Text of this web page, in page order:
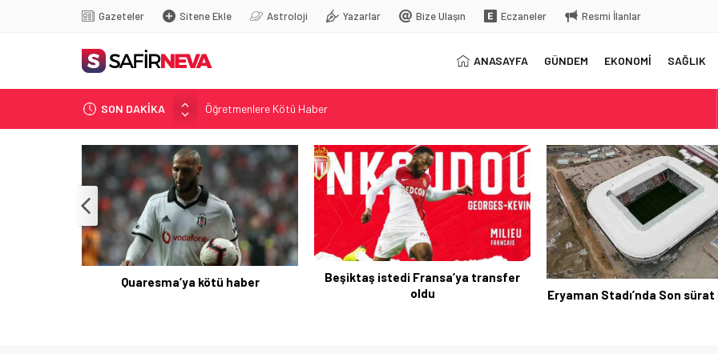
Gazeteler Sitene Ekle Astroloji Yazarlar Bize Ulaşın Eczaneler Resmi İlanlar
ANASAYFA GÜNDEM EKONOMİ SAĞLIK
SON DAKİKA
Öğretmenlere Kötü Haber
Son dakika… İstanbul’da trafik felç
Yunanistan Başbakanı Çipras Türkiye’ye gelecek
Açlık Sınırı Açıklandı
Quaresma’ya kötü haber
Beşiktaş istedi Fransa’ya transfer
oldu
Eryaman Stadı’nda Son sürat